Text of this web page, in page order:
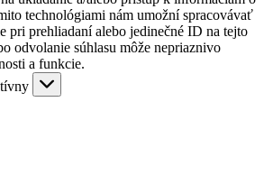
technológiami nám umožní spracovávať
pri prehliadaní alebo jedinečné ID na tejto
odvolanie súhlasu môže nepriaznivo
a funkcie.